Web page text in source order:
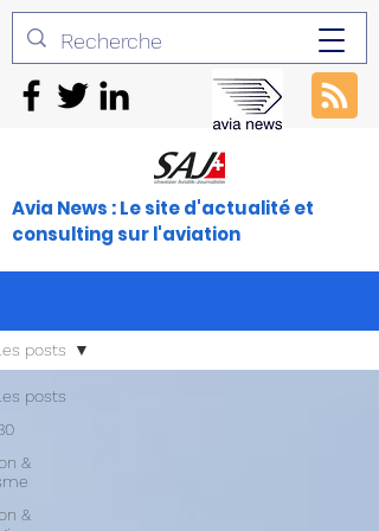
Avia News : Le site d'actualité et
consulting sur l'aviation
posts
&
&
posts